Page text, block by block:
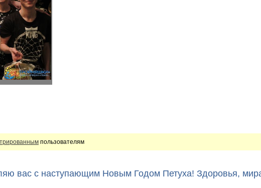
пользователям
вас с наступающим Новым Годом Петуха! Здоровья,